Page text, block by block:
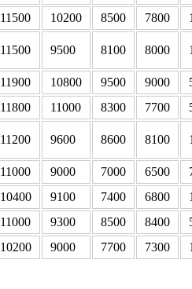
11500 10200 8500 7800
11500 9500 8100 8000
11900 10800 9500 9000
11800 11000 8300 7700
11200 9600 8600 8100
11000 9000 7000 6500
10400 9100 7400 6800
11000 9300 8500 8400
10200 9000 7700 7300